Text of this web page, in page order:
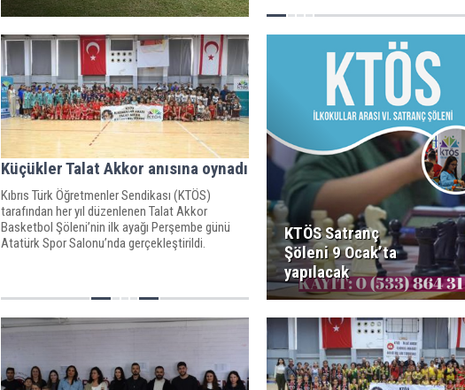
Küçükler Talat Akkor anısına oynadı
Kıbrıs Türk Öğretmenler Sendikası (KTÖS)
tarafından her yıl düzenlenen Talat Akkor
Basketbol Şöleni’nin ilk ayağı Perşembe günü
Atatürk Spor Salonu’nda gerçekleştirildi.
KTÖS Satranç
Şöleni 9 Ocak’ta
yapılacak